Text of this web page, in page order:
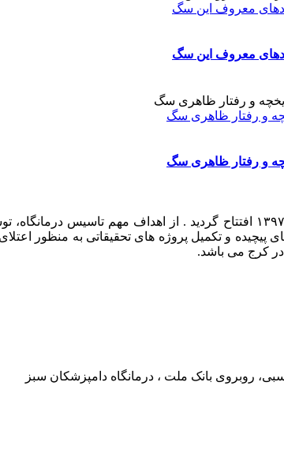
معروف این سگ
معروف این سگ
و رفتار ظاهری سگ
و رفتار ظاهری سگ
درمانگاه دامپزشکی دامپزشکان سبز در سال ۱۳۹۷ افتتاح
پیچیده و تکمیل پروژه های تحقیقاتی به منظور
در کرج می باشد.
روبروی بانک ملت ، درمانگاه دامپزشکان سبز